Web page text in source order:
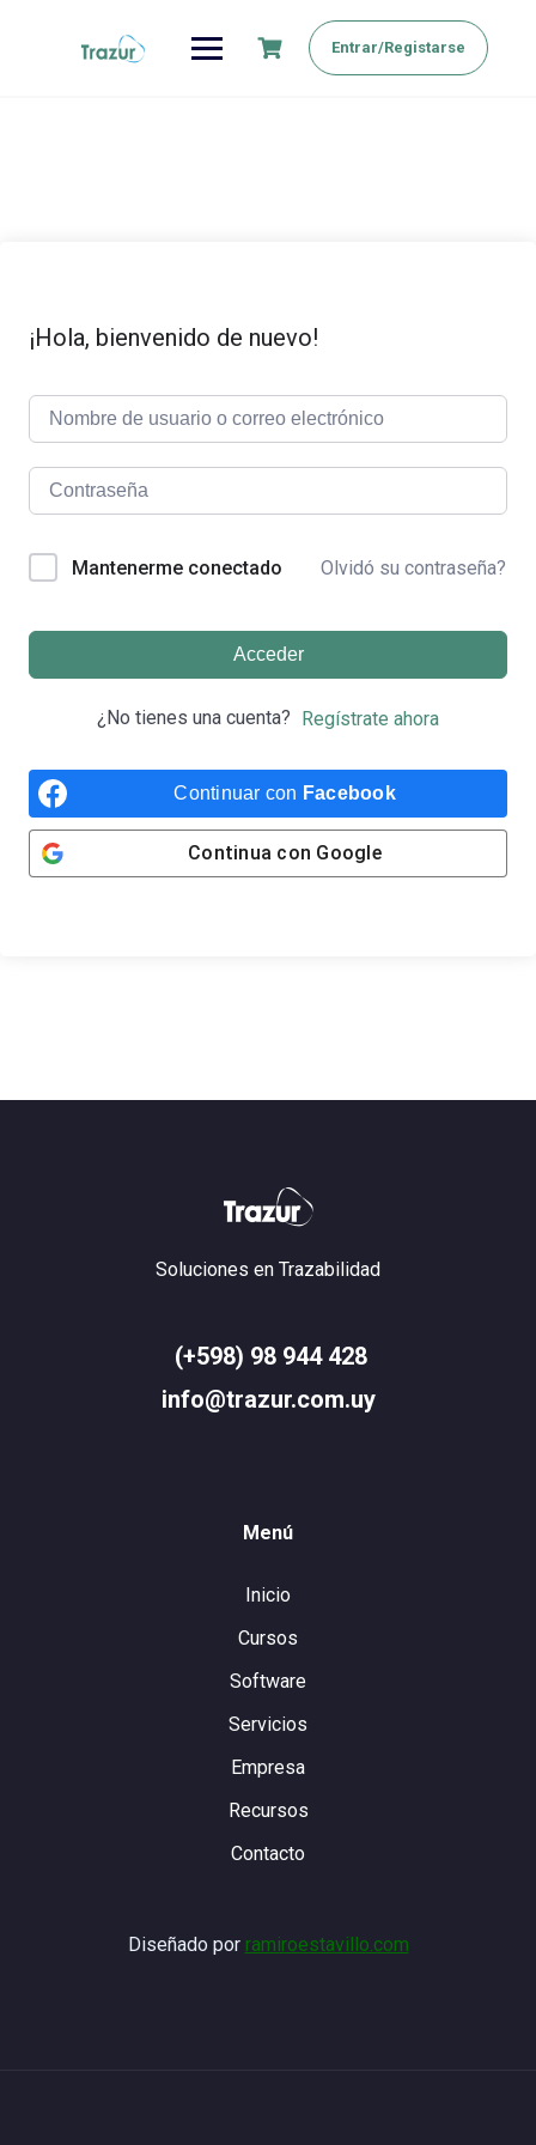
Entrar/Registarse
¡Hola, bienvenido de nuevo!
Mantenerme conectado Olvidó su contraseña?
Acceder
¿No tienes una cuenta? Regístrate ahora
Continuar con Facebook
Continua con Google
Soluciones en Trazabilidad
(+598) 98 944 428
info@trazur.com.uy
Menú
Inicio
Cursos
Software
Servicios
Empresa
Recursos
Contacto
Diseñado por ramiroestavillo.com